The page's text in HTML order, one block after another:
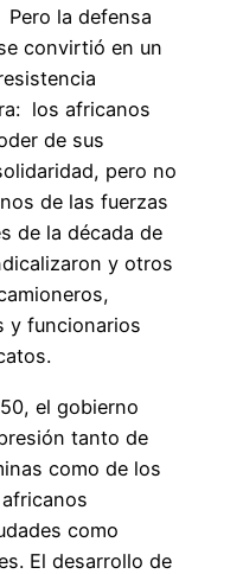
la defensa
convirtió en un
los africanos
de sus
pero no
de las fuerzas
de la década de
y otros
y funcionarios
el gobierno
tanto de
como de los
como
El desarrollo de